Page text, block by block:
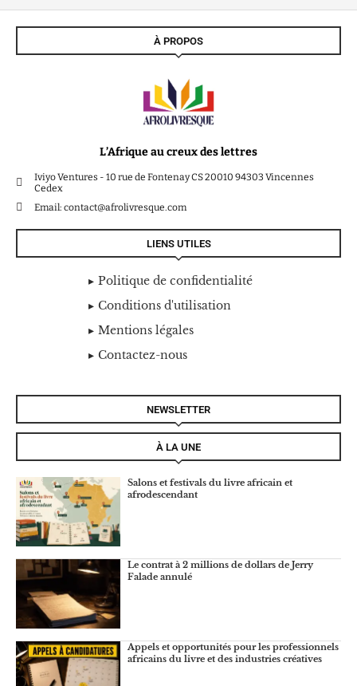
À PROPOS
L’Afrique au creux des lettres
Iviyo Ventures - 10 rue de Fontenay CS 20010 94303 Vincennes
Cedex
Email: contact@afrolivresque.com
LIENS UTILES
Politique de confidentialité
Conditions d'utilisation
Mentions légales
Contactez-nous
NEWSLETTER
À LA UNE
Salons et festivals du livre africain et
afrodescendant
Le contrat à 2 millions de dollars de Jerry
Falade annulé
Appels et opportunités pour les professionnels
africains du livre et des industries créatives